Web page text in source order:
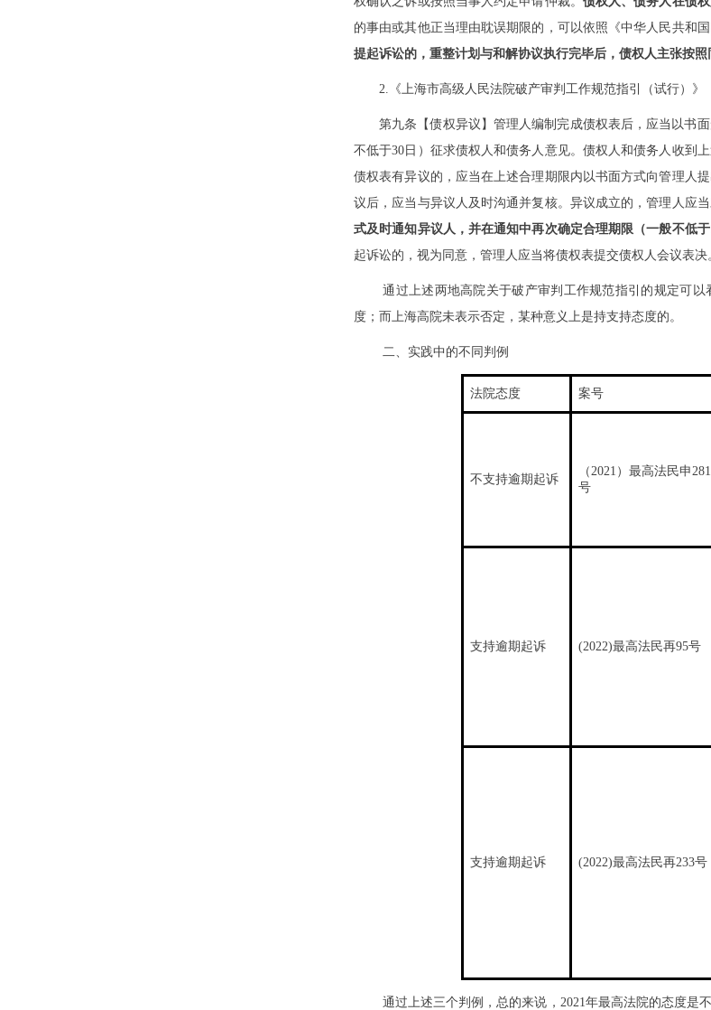
的事由或其他正当理由耽误期限的，可以依照《中华人民共和
提起诉讼的，重整计划与和解协议执行完毕后，债权人主张按
2.《上海市高级人民法院破产审判工作规范指引（试行）》
第九条【债权异议】管理人编制完成债权表后，应当以书
不低于30日）征求债权人和债务人意见。债权人和债务人收到
债权表有异议的，应当在上述合理期限内以书面方式向管理人
议后，应当与异议人及时沟通并复核。异议成立的，管理人应当
式及时通知异议人，并在通知中再次确定合理期限（一般不低
起诉讼的，视为同意，管理人应当将债权表提交债权人会议表决
通过上述两地高院关于破产审判工作规范指引的规定可以
度；而上海高院未表示否定，某种意义上是持支持态度的。
二、实践中的不同判例
法院态度 案号
不支持逾期起诉
（2021）最高法民申
号
支持逾期起诉 (2022)最高法民再95号
支持逾期起诉 (2022)最高法民再233号
通过上述三个判例，总的来说， 2021年最高法院的态度是